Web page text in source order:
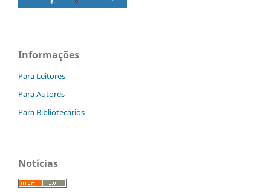
Informações
Para Leitores
Para Autores
Para Bibliotecários
Notícias